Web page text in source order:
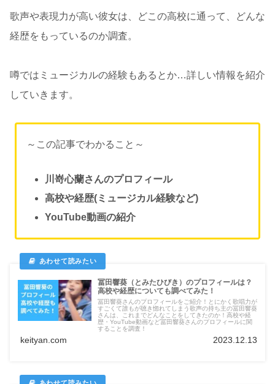
歌声や表現力が高い彼女は、どこの高校に通って、どんな
経歴をもっているのか調査。
噂ではミュージカルの経験もあるとか…詳しい情報を紹介
していきます。
～この記事でわかること～
川嵜心蘭さんのプロフィール
高校や経歴(ミュージカル経験など)
YouTube動画の紹介
冨田響葵（とみたひびき）のプロフィールは？
高校や経歴についても調べてみた！
冨田響葵さんのプロフィールをご紹介！とにかく歌唱力が
すごくて誰もが聴き惚れてしまう歌声の持ち主の冨田響葵
さんは、これまでどんなことをしてきたのか！高校や経
歴・YouTube動画など冨田響葵さんのプロフィールに関
することを調査！
keityan.com 2023.12.13